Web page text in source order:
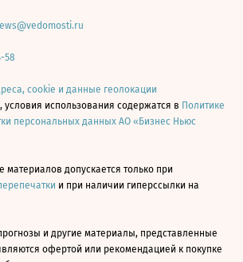
58
cookie и данные геолокации
условия использования содержатся в Политике
персональных данных АО «Бизнес Ньюс
допускается только при
и при наличии гиперссылки на
и другие материалы, представленные
офертой или рекомендацией к покупке